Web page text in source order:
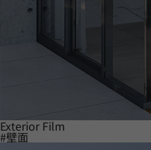
Exterior Film
#壁面